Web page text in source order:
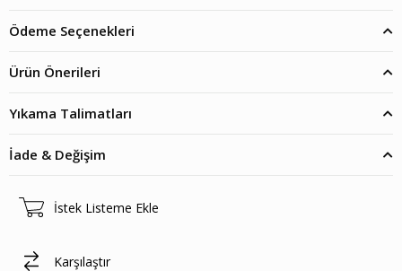
Ödeme Seçenekleri
Ürün Önerileri
Yıkama Talimatları
İade & Değişim
İstek Listeme Ekle
Karşılaştır